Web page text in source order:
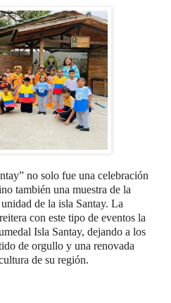
no solo fue una celebración
también una muestra de la
de la isla Santay. La
con este tipo de eventos la
Isla Santay, dejando a los
de orgullo y una renovada
de su región.